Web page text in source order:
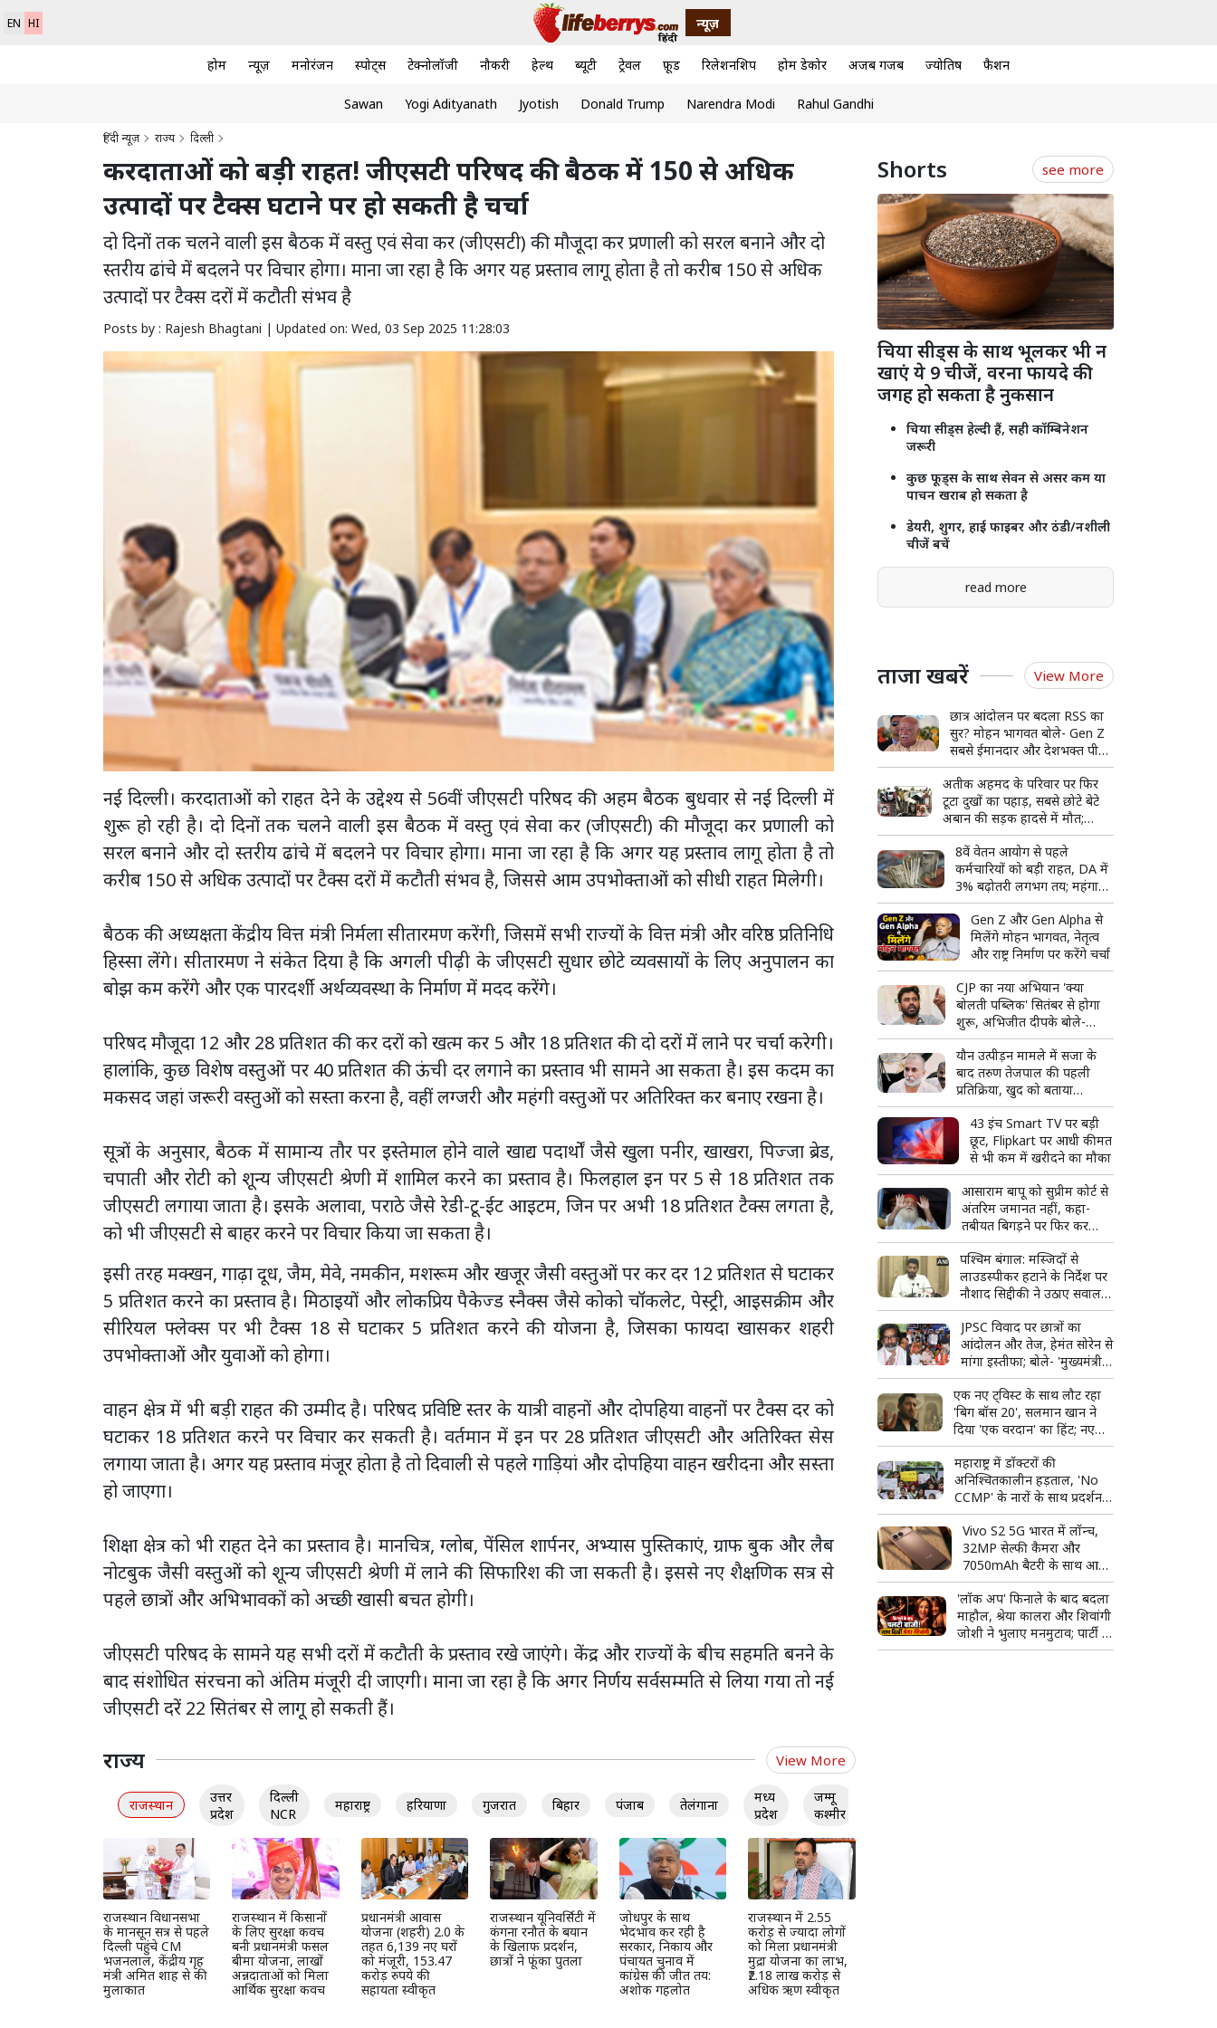
EN HI न्यूज़
होम न्यूज़ मनोरंजन स्पोर्ट्स टेक्नोलॉजी नौकरी हेल्थ ब्यूटी ट्रेवल फ़ूड रिलेशनशिप होम डेकोर अजब गजब ज्योतिष फैशन
Sawan Yogi Adityanath Jyotish Donald Trump Narendra Modi Rahul Gandhi
हिंदी न्यूज़ राज्य दिल्ली
करदाताओं को बड़ी राहत! जीएसटी परिषद की बैठक में 150 से अधिक
उत्पादों पर टैक्स घटाने पर हो सकती है चर्चा
दो दिनों तक चलने वाली इस बैठक में वस्तु एवं सेवा कर (जीएसटी) की मौजूदा कर प्रणाली को सरल बनाने और दो
स्तरीय ढांचे में बदलने पर विचार होगा। माना जा रहा है कि अगर यह प्रस्ताव लागू होता है तो करीब 150 से अधिक
उत्पादों पर टैक्स दरों में कटौती संभव है
Posts by : Rajesh Bhagtani | Updated on: Wed, 03 Sep 2025 11:28:03
नई दिल्ली। करदाताओं को राहत देने के उद्देश्य से 56वीं जीएसटी परिषद की अहम बैठक बुधवार से नई दिल्ली में
शुरू हो रही है। दो दिनों तक चलने वाली इस बैठक में वस्तु एवं सेवा कर (जीएसटी) की मौजूदा कर प्रणाली को
सरल बनाने और दो स्तरीय ढांचे में बदलने पर विचार होगा। माना जा रहा है कि अगर यह प्रस्ताव लागू होता है तो
करीब 150 से अधिक उत्पादों पर टैक्स दरों में कटौती संभव है, जिससे आम उपभोक्ताओं को सीधी राहत मिलेगी।
बैठक की अध्यक्षता केंद्रीय वित्त मंत्री निर्मला सीतारमण करेंगी, जिसमें सभी राज्यों के वित्त मंत्री और वरिष्ठ प्रतिनिधि
हिस्सा लेंगे। सीतारमण ने संकेत दिया है कि अगली पीढ़ी के जीएसटी सुधार छोटे व्यवसायों के लिए अनुपालन का
बोझ कम करेंगे और एक पारदर्शी अर्थव्यवस्था के निर्माण में मदद करेंगे।
परिषद मौजूदा 12 और 28 प्रतिशत की कर दरों को खत्म कर 5 और 18 प्रतिशत की दो दरों में लाने पर चर्चा करेगी।
हालांकि, कुछ विशेष वस्तुओं पर 40 प्रतिशत की ऊंची दर लगाने का प्रस्ताव भी सामने आ सकता है। इस कदम का
मकसद जहां जरूरी वस्तुओं को सस्ता करना है, वहीं लग्जरी और महंगी वस्तुओं पर अतिरिक्त कर बनाए रखना है।
सूत्रों के अनुसार, बैठक में सामान्य तौर पर इस्तेमाल होने वाले खाद्य पदार्थों जैसे खुला पनीर, खाखरा, पिज्जा ब्रेड,
चपाती और रोटी को शून्य जीएसटी श्रेणी में शामिल करने का प्रस्ताव है। फिलहाल इन पर 5 से 18 प्रतिशत तक
जीएसटी लगाया जाता है। इसके अलावा, पराठे जैसे रेडी-टू-ईट आइटम, जिन पर अभी 18 प्रतिशत टैक्स लगता है,
को भी जीएसटी से बाहर करने पर विचार किया जा सकता है।
इसी तरह मक्खन, गाढ़ा दूध, जैम, मेवे, नमकीन, मशरूम और खजूर जैसी वस्तुओं पर कर दर 12 प्रतिशत से घटाकर
5 प्रतिशत करने का प्रस्ताव है। मिठाइयों और लोकप्रिय पैकेज्ड स्नैक्स जैसे कोको चॉकलेट, पेस्ट्री, आइसक्रीम और
सीरियल फ्लेक्स पर भी टैक्स 18 से घटाकर 5 प्रतिशत करने की योजना है, जिसका फायदा खासकर शहरी
उपभोक्ताओं और युवाओं को होगा।
वाहन क्षेत्र में भी बड़ी राहत की उम्मीद है। परिषद प्रविष्टि स्तर के यात्री वाहनों और दोपहिया वाहनों पर टैक्स दर को
घटाकर 18 प्रतिशत करने पर विचार कर सकती है। वर्तमान में इन पर 28 प्रतिशत जीएसटी और अतिरिक्त सेस
लगाया जाता है। अगर यह प्रस्ताव मंजूर होता है तो दिवाली से पहले गाड़ियां और दोपहिया वाहन खरीदना और सस्ता
हो जाएगा।
शिक्षा क्षेत्र को भी राहत देने का प्रस्ताव है। मानचित्र, ग्लोब, पेंसिल शार्पनर, अभ्यास पुस्तिकाएं, ग्राफ बुक और लैब
नोटबुक जैसी वस्तुओं को शून्य जीएसटी श्रेणी में लाने की सिफारिश की जा सकती है। इससे नए शैक्षणिक सत्र से
पहले छात्रों और अभिभावकों को अच्छी खासी बचत होगी।
जीएसटी परिषद के सामने यह सभी दरों में कटौती के प्रस्ताव रखे जाएंगे। केंद्र और राज्यों के बीच सहमति बनने के
बाद संशोधित संरचना को अंतिम मंजूरी दी जाएगी। माना जा रहा है कि अगर निर्णय सर्वसम्मति से लिया गया तो नई
जीएसटी दरें 22 सितंबर से लागू हो सकती हैं।
राज्य View More
राजस्थान
उत्तर
प्रदेश
दिल्ली
NCR
महाराष्ट्र हरियाणा गुजरात बिहार पंजाब तेलंगाना
मध्य
प्रदेश
जम्मू
कश्मीर
राजस्थान विधानसभा
के मानसून सत्र से पहले
दिल्ली पहुंचे CM
भजनलाल, केंद्रीय गृह
मंत्री अमित शाह से की
मुलाकात
राजस्थान में किसानों
के लिए सुरक्षा कवच
बनी प्रधानमंत्री फसल
बीमा योजना, लाखों
अन्नदाताओं को मिला
आर्थिक सुरक्षा कवच
प्रधानमंत्री आवास
योजना (शहरी) 2.0 के
तहत 6,139 नए घरों
को मंजूरी, 153.47
करोड़ रुपये की
सहायता स्वीकृत
राजस्थान यूनिवर्सिटी में
कंगना रनौत के बयान
के खिलाफ प्रदर्शन,
छात्रों ने फूंका पुतला
जोधपुर के साथ
भेदभाव कर रही है
सरकार, निकाय और
पंचायत चुनाव में
कांग्रेस की जीत तय:
अशोक गहलोत
राजस्थान में 2.55
करोड़ से ज्यादा लोगों
को मिला प्रधानमंत्री
मुद्रा योजना का लाभ,
₹2.18 लाख करोड़ से
अधिक ऋण स्वीकृत
Shorts see more
चिया सीड्स के साथ भूलकर भी न
खाएं ये 9 चीजें, वरना फायदे की
जगह हो सकता है नुकसान
चिया सीड्स हेल्दी हैं, सही कॉम्बिनेशन
जरूरी
कुछ फूड्स के साथ सेवन से असर कम या
पाचन खराब हो सकता है
डेयरी, शुगर, हाई फाइबर और ठंडी/नशीली
चीजें बचें
read more
ताजा खबरें View More
छात्र आंदोलन पर बदला RSS का
सुर? मोहन भागवत बोले- Gen Z
सबसे ईमानदार और देशभक्त पीढ़ी,
संवाद की कमी से हुआ आंदोलन
अतीक अहमद के परिवार पर फिर
टूटा दुखों का पहाड़, सबसे छोटे बेटे
अबान की सड़क हादसे में मौत;
अपराध से सत्ता तक और फिर
बिखरते कुनबे की पूरी कहानी
8वें वेतन आयोग से पहले
कर्मचारियों को बड़ी राहत, DA में
3% बढ़ोतरी लगभग तय; महंगाई
भत्ता 63% पहुंचने की उम्मीद
Gen Z और Gen Alpha से
मिलेंगे मोहन भागवत, नेतृत्व
और राष्ट्र निर्माण पर करेंगे चर्चा
CJP का नया अभियान 'क्या
बोलती पब्लिक' सितंबर से होगा
शुरू, अभिजीत दीपके बोले-
जनता की आवाज सीधे सुनेंगे
यौन उत्पीड़न मामले में सजा के
बाद तरुण तेजपाल की पहली
प्रतिक्रिया, खुद को बताया
राजनीतिक साजिश का शिकार
43 इंच Smart TV पर बड़ी
छूट, Flipkart पर आधी कीमत
से भी कम में खरीदने का मौका
आसाराम बापू को सुप्रीम कोर्ट से
अंतरिम जमानत नहीं, कहा-
तबीयत बिगड़ने पर फिर कर
सकते हैं आवेदन
पश्चिम बंगाल: मस्जिदों से
लाउडस्पीकर हटाने के निर्देश पर
नौशाद सिद्दीकी ने उठाए सवाल,
बोले- लिखित में दें
JPSC विवाद पर छात्रों का
आंदोलन और तेज, हेमंत सोरेन से
मांगा इस्तीफा; बोले- 'मुख्यमंत्री
पद के योग्य नहीं'
एक नए ट्विस्ट के साथ लौट रहा
'बिग बॉस 20', सलमान खान ने
दिया 'एक वरदान' का हिंट; नए
प्रोमो ने बढ़ाई फैंस की उत्सुकता
महाराष्ट्र में डॉक्टरों की
अनिश्चितकालीन हड़ताल, 'No
CCMP' के नारों के साथ प्रदर्शन;
बॉम्बे हाईकोर्ट ने लिया स्वत: संज्ञान
Vivo S2 5G भारत में लॉन्च,
32MP सेल्फी कैमरा और
7050mAh बैटरी के साथ आया
नया स्मार्टफोन
'लॉक अप' फिनाले के बाद बदला
माहौल, श्रेया कालरा और शिवांगी
जोशी ने भुलाए मनमुटाव; पार्टी में
साथ किया डांस